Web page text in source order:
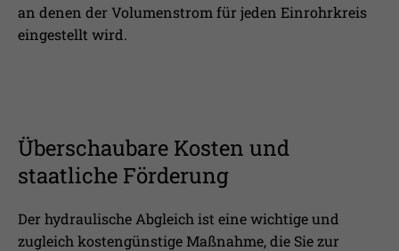
an denen der Volumenstrom für jeden Einrohrkreis
eingestellt wird.
Überschaubare Kosten und
staatliche Förderung
Der hydraulische Abgleich ist eine wichtige und
zugleich kostengünstige Maßnahme, die Sie zur